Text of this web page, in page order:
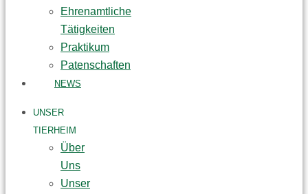
Ehrenamtliche
Tätigkeiten
Praktikum
Patenschaften
NEWS
UNSER
TIERHEIM
Über
Uns
Unser